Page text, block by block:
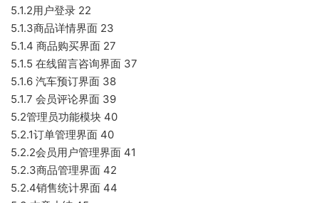
5.1.2用户登录 22
5.1.3商品详情界面 23
5.1.4 商品购买界面 27
5.1.5 在线留言咨询界面 37
5.1.6 汽车预订界面 38
5.1.7 会员评论界面 39
5.2管理员功能模块 40
5.2.1订单管理界面 40
5.2.2会员用户管理界面 41
5.2.3商品管理界面 42
5.2.4销售统计界面 44